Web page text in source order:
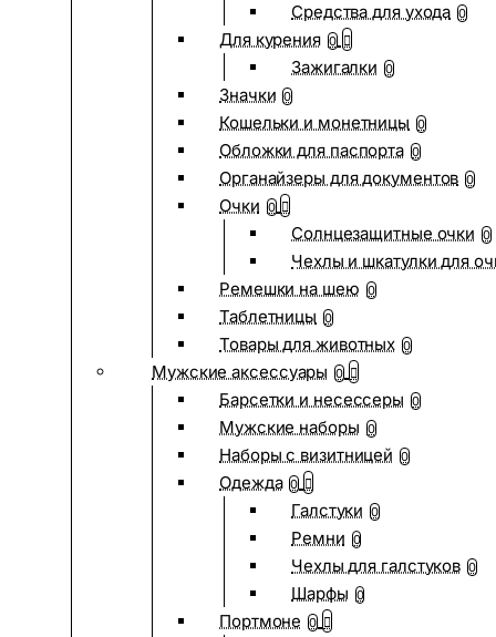
Средства для ухода 0
Для курения 0
Зажигалки 0
Значки 0
Кошельки и монетницы 0
Обложки для паспорта 0
Органайзеры для документов 0
Очки 0
Солнцезащитные очки 0
Чехлы и шкатулки для
Ремешки на шею 0
Таблетницы 0
Товары для животных 0
Мужские аксессуары 0
Барсетки и несессеры 0
Мужские наборы 0
Наборы с визитницей 0
Одежда 0
Галстуки 0
Ремни 0
Чехлы для галстуков 0
Шарфы 0
Портмоне 0